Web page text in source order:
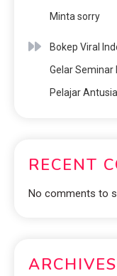
Minta sorry
Bokep Viral
Gelar
Pelajar
RECENT
No comments to
ARCHIVES